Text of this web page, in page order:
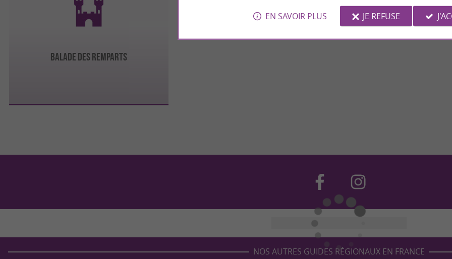
Balade des remparts
NOS AUTRES GUIDES RÉGIONAUX EN FRANCE
EN SAVOIR PLUS JE REFUSE